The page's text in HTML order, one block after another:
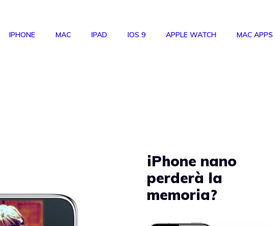
IPHONE MAC IPAD IOS 9 APPLE WATCH MAC APPS
iPhone nano
perderà la
memoria?